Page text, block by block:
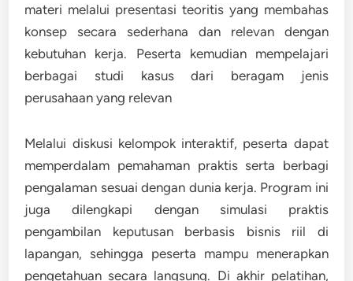
materi melalui presentasi teoritis yang membahas
konsep secara sederhana dan relevan dengan
kebutuhan kerja. Peserta kemudian mempelajari
berbagai studi kasus dari beragam jenis
perusahaan yang relevan
Melalui diskusi kelompok interaktif, peserta dapat
memperdalam pemahaman praktis serta berbagi
pengalaman sesuai dengan dunia kerja. Program ini
juga dilengkapi dengan simulasi praktis
pengambilan keputusan berbasis bisnis riil di
lapangan, sehingga peserta mampu menerapkan
pengetahuan secara langsung. Di akhir pelatihan,